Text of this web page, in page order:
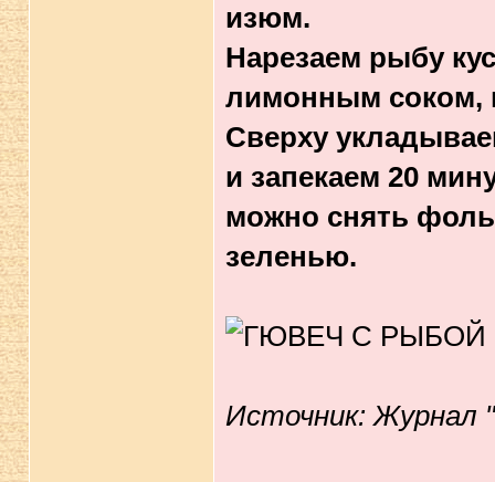
изюм.
Нарезаем рыбу
лимонным соком,
Сверху
и запекаем 20
можно снять
зеленью.
Источник: Журнал